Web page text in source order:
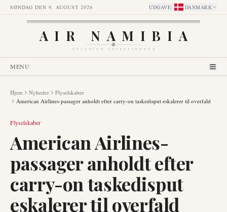
SØNDAG DEN 9. AUGUST 2026 UDGAVE: DANMARK
AIR NAMIBIA
AVIATION INTELLIGENCE
MENU
Hjem Nyheder
Flyselskaber
American Airlines-passager anholdt efter carry-on taskedisput eskalerer til overfald
Flyselskaber
American Airlines-
passager anholdt efter
carry-on taskedisput
eskalerer til overfald